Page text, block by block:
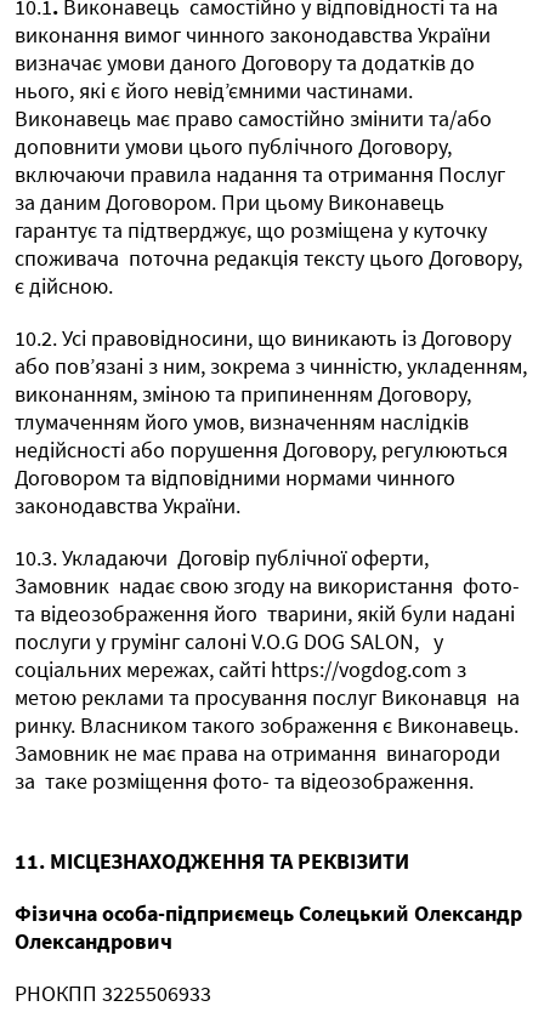
10.1. Виконавець самостійно у відповідності та на
виконання вимог чинного законодавства України
визначає умови даного Договору та додатків до
нього, які є його невід’ємними частинами.
Виконавець має право самостійно змінити та/або
доповнити умови цього публічного Договору,
включаючи правила надання та отримання Послуг
за даним Договором. При цьому Виконавець
гарантує та підтверджує, що розміщена у куточку
споживача поточна редакція тексту цього Договору,
є дійсною.
10.2. Усі правовідносини, що виникають із Договору
або пов’язані з ним, зокрема з чинністю, укладенням,
виконанням, зміною та припиненням Договору,
тлумаченням його умов, визначенням наслідків
недійсності або порушення Договору, регулюються
Договором та відповідними нормами чинного
законодавства України.
10.3. Укладаючи Договір публічної оферти,
Замовник надає свою згоду на використання фото-
та відеозображення його тварини, якій були надані
послуги у грумінг салоні V.O.G DOG SALON, у
соціальних мережах, сайті https://vogdog.com з
метою реклами та просування послуг Виконавця на
ринку. Власником такого зображення є Виконавець.
Замовник не має права на отримання винагороди
за таке розміщення фото- та відеозображення.
11. МІСЦЕЗНАХОДЖЕННЯ ТА РЕКВІЗИТИ
Фізична особа-підприємецьСолецький Олександр
Олександрович
РНОКПП 3225506933